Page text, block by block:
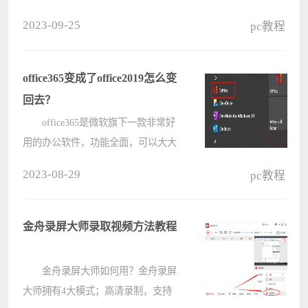
决方法吧。 Win11安装cad提
示????
2023-09-25 pc教程
office365变成了office2019怎么变
回去？
office365是微软旗下一款非常好
用的办公软件，功能全面，可以大大
编就给大家分享一下解决教程。
2023-08-29 pc教程
金舟录屏大师录取视频方法教程
金舟录屏大师如何用？金舟录屏
大师拥有4大模式；高清录制，支持